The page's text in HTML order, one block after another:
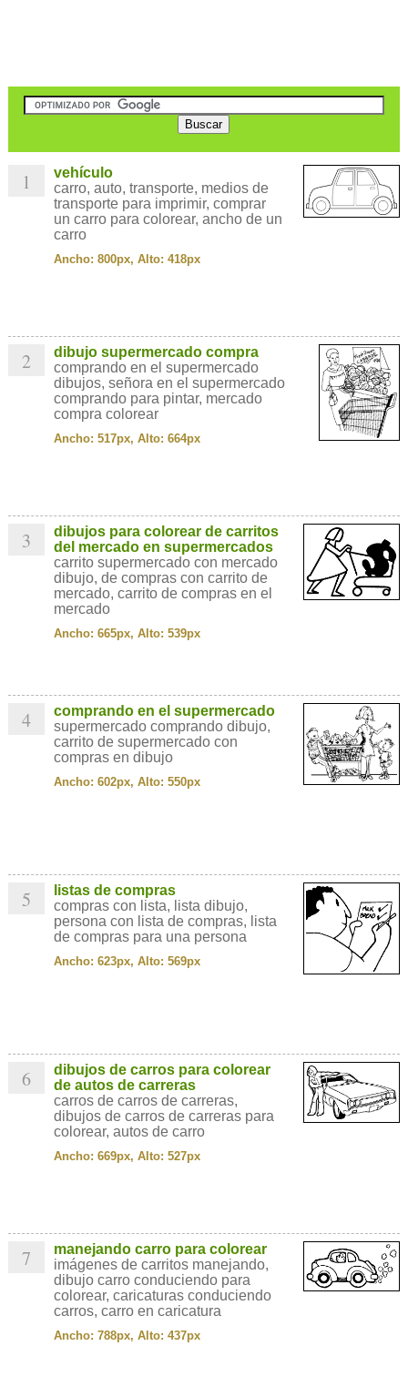
1
vehículo
carro, auto, transporte, medios de
transporte para imprimir, comprar
un carro para colorear, ancho de un
carro
Ancho: 800px, Alto: 418px
2
dibujo supermercado compra
comprando en el supermercado
dibujos, señora en el supermercado
comprando para pintar, mercado
compra colorear
Ancho: 517px, Alto: 664px
3
dibujos para colorear de carritos
del mercado en supermercados
carrito supermercado con mercado
dibujo, de compras con carrito de
mercado, carrito de compras en el
mercado
Ancho: 665px, Alto: 539px
4
comprando en el supermercado
supermercado comprando dibujo,
carrito de supermercado con
compras en dibujo
Ancho: 602px, Alto: 550px
5
listas de compras
compras con lista, lista dibujo,
persona con lista de compras, lista
de compras para una persona
Ancho: 623px, Alto: 569px
6
dibujos de carros para colorear
de autos de carreras
carros de carros de carreras,
dibujos de carros de carreras para
colorear, autos de carro
Ancho: 669px, Alto: 527px
7
manejando carro para colorear
imágenes de carritos manejando,
dibujo carro conduciendo para
colorear, caricaturas conduciendo
carros, carro en caricatura
Ancho: 788px, Alto: 437px